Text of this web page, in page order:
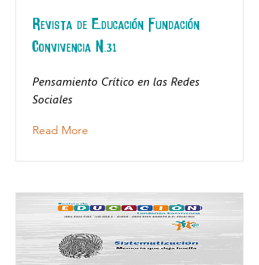
Revista de Educación Fundación
Convivencia N.31
Pensamiento Crítico en las Redes
Sociales
Read More